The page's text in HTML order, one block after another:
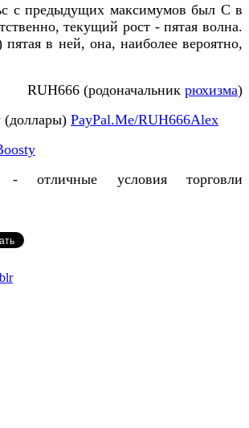
с предыдущих максимумов был С в
текущий рост - пятая волна.
пятая в ней, она, наиболее вероятно,
RUH666 (родоначальник рюхизма)
PayPal.Me/RUH666Alex
- отличные условия торговли